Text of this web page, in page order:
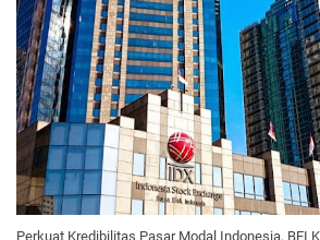
Perkuat Kredibilitas Pasar Modal Indonesia, BEI